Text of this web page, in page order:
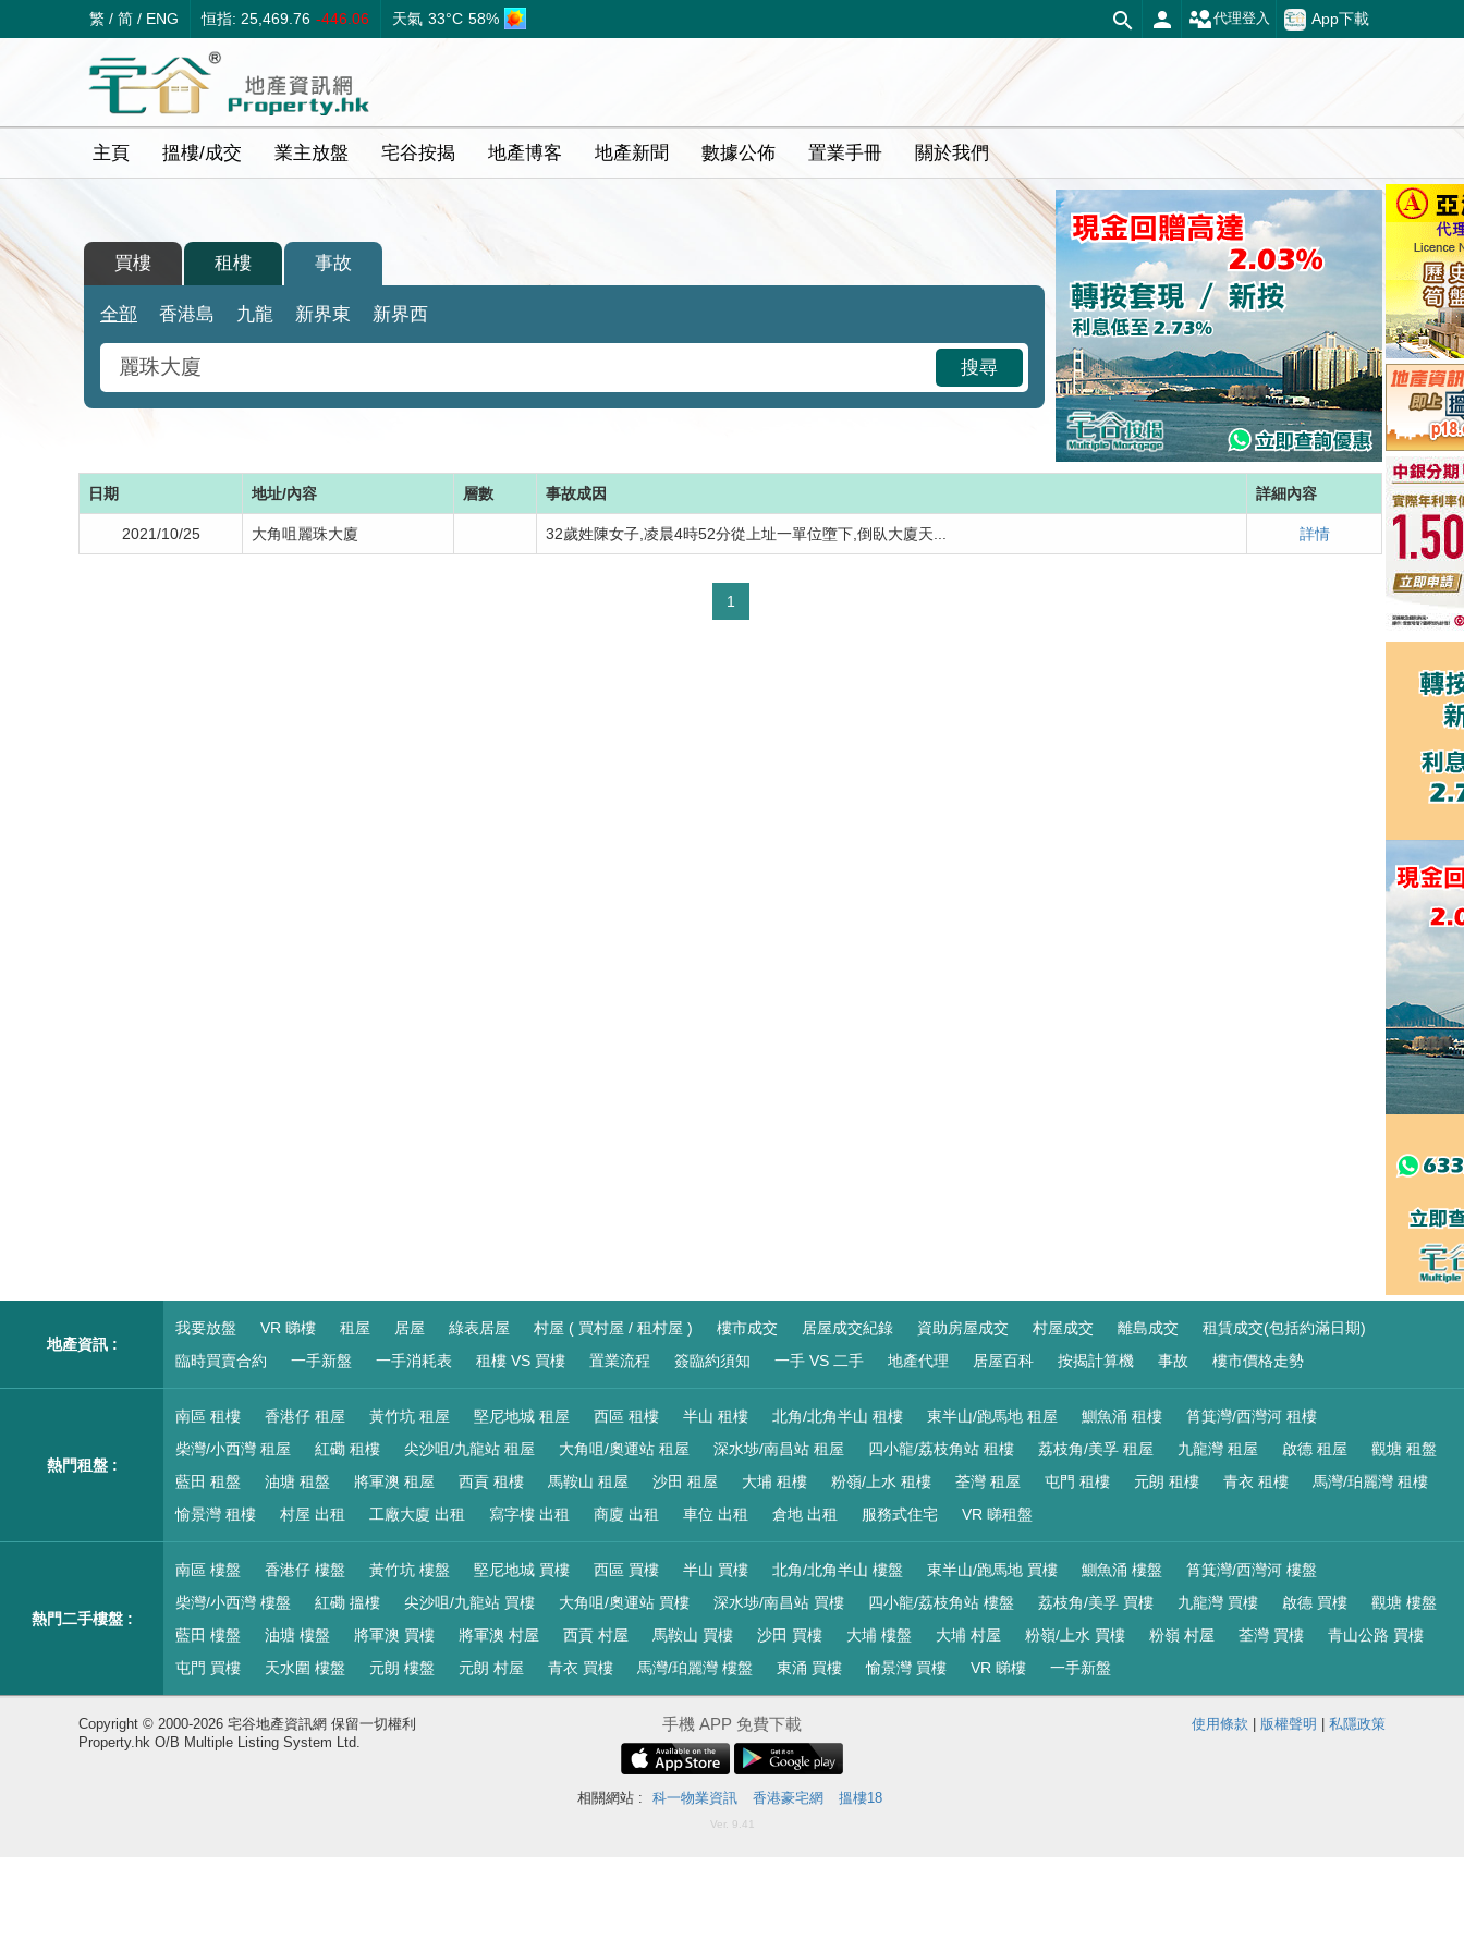
繁 / 简 / ENG 恒指: 25,469.76 -446.06 天氣 33°C 58% App下載
代理登入
主頁 搵樓/成交 業主放盤 宅谷按揭 地產博客 地產新聞 數據公佈 置業手冊 關於我們
買樓 租樓 事故
全部 香港島 九龍 新界東 新界西
搜尋
日期 地址/內容 層數 事故成因 詳細內容
2021/10/25 大角咀麗珠大廈 32歲姓陳女子,凌晨4時52分從上址一單位墮下,倒臥大廈天... 詳情
1
地產資訊 :
我要放盤 VR 睇樓 租屋 居屋 綠表居屋 村屋 ( 買村屋 / 租村屋 ) 樓市成交 居屋成交紀錄 資助房屋成交 村屋成交 離島成交
租賃成交(包括約滿日期)
臨時買賣合約
一手新盤 一手消耗表 租樓 VS 買樓 置業流程 簽臨約須知 一手 VS 二手 地產代理 居屋百科 按揭計算機 事故 樓市價格走勢
熱門租盤 :
南區 租樓 香港仔 租屋 黃竹坑 租屋 堅尼地城 租屋 西區 租樓 半山 租樓 北角/北角半山 租樓 東半山/跑馬地 租屋 鰂魚涌 租樓
筲箕灣/西灣河 租樓
柴灣/小西灣 租屋
紅磡 租樓 尖沙咀/九龍站 租屋 大角咀/奧運站 租屋 深水埗/南昌站 租屋 四小龍/荔枝角站 租樓 荔枝角/美孚 租屋 九龍灣 租屋 啟德 租屋
觀塘 租盤
藍田 租盤
油塘 租盤 將軍澳 租屋 西貢 租樓 馬鞍山 租屋 沙田 租屋 大埔 租樓 粉嶺/上水 租樓 荃灣 租屋 屯門 租樓 元朗 租樓 青衣 租樓
馬灣/珀麗灣 租樓
愉景灣 租樓
村屋 出租 工廠大廈 出租 寫字樓 出租 商廈 出租 車位 出租 倉地 出租 服務式住宅 VR 睇租盤
熱門二手樓盤 :
南區 樓盤 香港仔 樓盤 黃竹坑 樓盤 堅尼地城 買樓 西區 買樓 半山 買樓 北角/北角半山 樓盤 東半山/跑馬地 買樓 鰂魚涌 樓盤
筲箕灣/西灣河 樓盤
柴灣/小西灣 樓盤
紅磡 搵樓 尖沙咀/九龍站 買樓 大角咀/奧運站 買樓 深水埗/南昌站 買樓 四小龍/荔枝角站 樓盤 荔枝角/美孚 買樓 九龍灣 買樓 啟德 買樓
觀塘 樓盤
藍田 樓盤
油塘 樓盤 將軍澳 買樓 將軍澳 村屋 西貢 村屋 馬鞍山 買樓 沙田 買樓 大埔 樓盤 大埔 村屋 粉嶺/上水 買樓 粉嶺 村屋 荃灣 買樓
青山公路 買樓
屯門 買樓
天水圍 樓盤 元朗 樓盤 元朗 村屋 青衣 買樓 馬灣/珀麗灣 樓盤 東涌 買樓 愉景灣 買樓 VR 睇樓 一手新盤
Copyright © 2000-2026 宅谷地產資訊網 保留一切權利
Property.hk O/B Multiple Listing System Ltd.
手機 APP 免費下載 使用條款 | 版權聲明 | 私隱政策
相關網站 : 科一物業資訊 香港豪宅網 搵樓18
Ver. 9.41